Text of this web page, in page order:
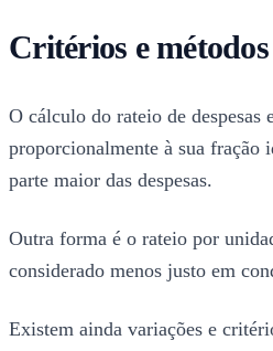
Critérios e
O cálculo do rateio de
proporcionalmente à sua fração
parte maior das despesas.
Outra forma é o rateio por
considerado menos justo em
Existem ainda variações e